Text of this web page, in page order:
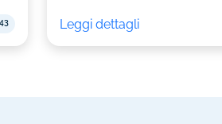
Leggi dettagli